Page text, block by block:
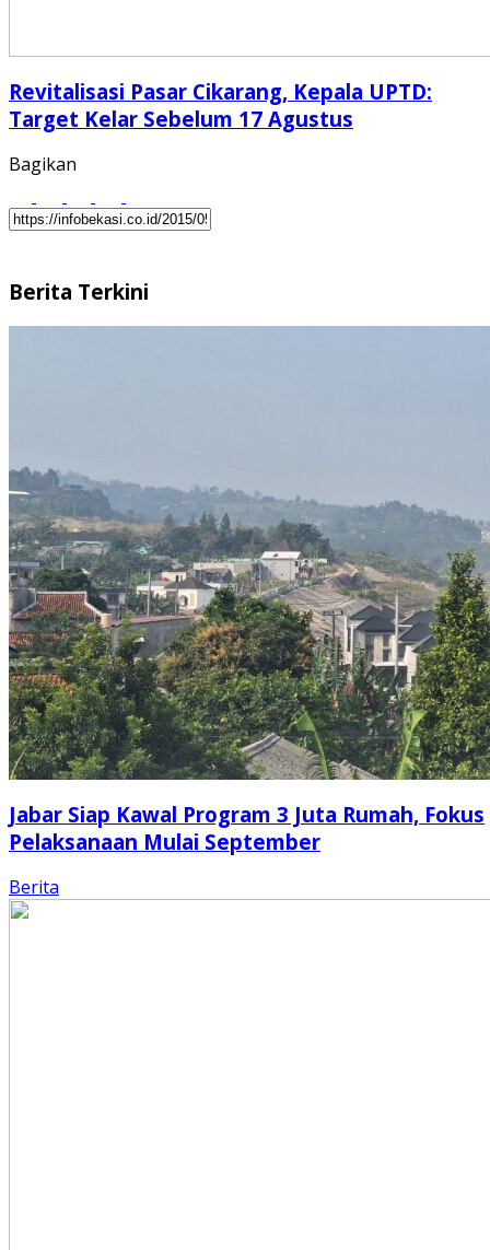
Revitalisasi Pasar Cikarang, Kepala UPTD:
Target Kelar Sebelum 17 Agustus
Bagikan
Berita Terkini
Jabar Siap Kawal Program 3 Juta Rumah, Fokus
Pelaksanaan Mulai September
Berita